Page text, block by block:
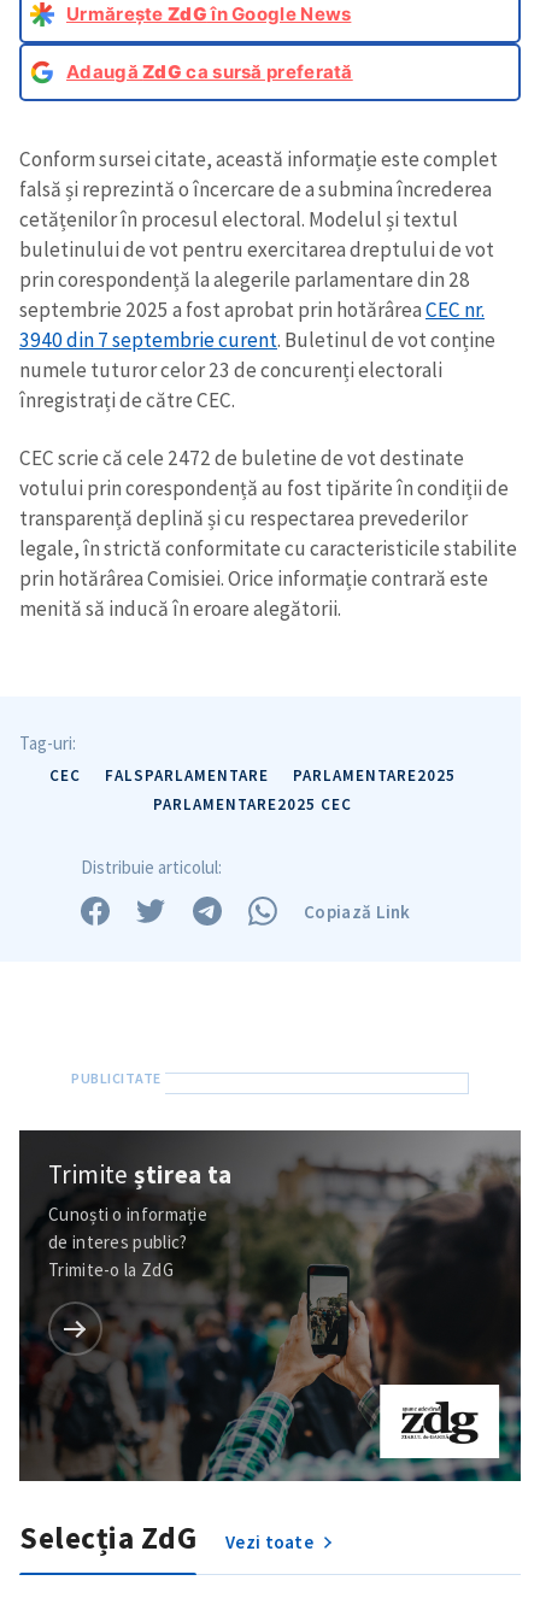
Urmărește ZdGîn Google News
AdaugăZdG ca sursă preferată
Conform sursei citate, această informație este complet
falsă și reprezintă o încercare de a submina încrederea
cetățenilor în procesul electoral. Modelul și textul
buletinului de vot pentru exercitarea dreptului de vot
prin corespondență la alegerile parlamentare din 28
septembrie 2025 a fost aprobat prin hotărâreaCEC nr.
3940 din 7 septembrie curent. Buletinul de vot conține
numele tuturor celor 23 de concurenți electorali
înregistrați de către CEC.
CEC scrie că cele 2472 de buletine de vot destinate
votului prin corespondență au fost tipărite în condiții de
transparență deplină și cu respectarea prevederilor
legale, în strictă conformitate cu caracteristicile stabilite
prin hotărârea Comisiei. Orice informație contrară este
menită să inducă în eroare alegătorii.
Tag-uri:
CEC FALSPARLAMENTARE
PARLAMENTARE2025
PARLAMENTARE2025 CEC
Distribuie articolul:
Copiază Link
Trimiteștirea ta
Cunoști o informație
de interes public?
Trimite-o la ZdG
Selecția ZdG Vezi toate